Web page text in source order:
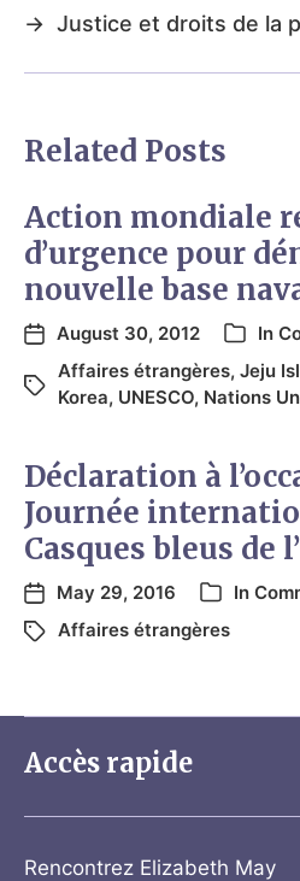
→ Justice et droits de la
Related Posts
Action mondiale
d’urgence pour
nouvelle base
August 30, 2012 In
Affaires étrangères, Jeju
Korea, UNESCO, Nations
Déclaration à
Journée
Casques bleus de
May 29, 2016 In
Affaires étrangères
Accès rapide
Rencontrez Elizabeth May